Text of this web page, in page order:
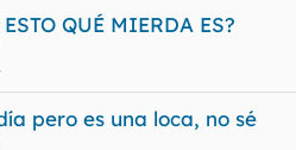
QUÉ MIERDA ES?
pero es una loca, no sé